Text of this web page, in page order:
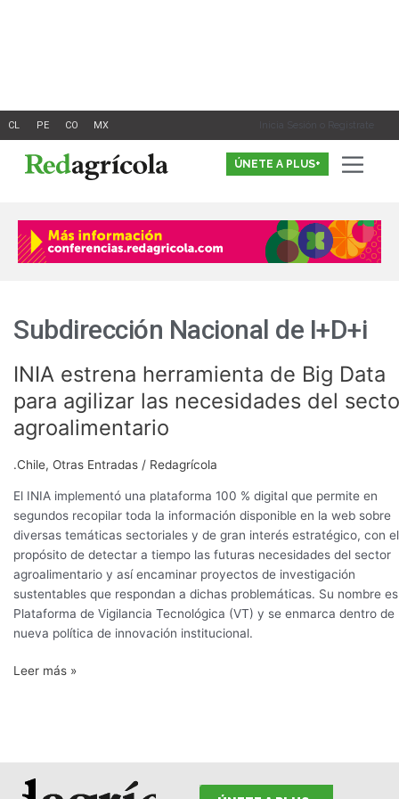
Inicia Sesión o Registrate
ÚNETE A PLUS+
Subdirección Nacional de I+D+i
INIA estrena herramienta de Big Data
para agilizar las necesidades del
agroalimentario
.Chile, Otras Entradas / Redagrícola
El INIA implementó una plataforma 100 % digital que permite en
segundos recopilar toda la información disponible en la web sobre
diversas temáticas sectoriales y de gran interés estratégico, con el
propósito de detectar a tiempo las futuras necesidades del sector
agroalimentario y así encaminar proyectos de investigación
sustentables que respondan a dichas problemáticas. Su nombre es
Plataforma de Vigilancia Tecnológica (VT) y se enmarca dentro de
nueva política de innovación institucional.
INIA
herramienta
de
Data
para
las
necesidades
del
sector
agroalimentario
Leer más »